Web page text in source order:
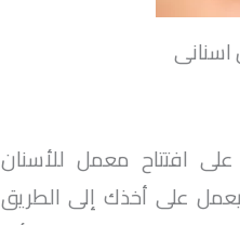
افتتاح معمل للأسنان
على أخذك إلى الطريق